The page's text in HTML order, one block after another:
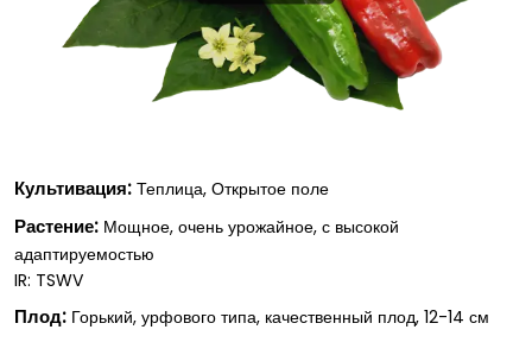
Культивация: Теплица, Открытое поле
Растение: Мощное, очень урожайное, с высокой
адаптируемостью
IR: TSWV
Плод: Горький, урфового типа, качественный плод, 12-14 см